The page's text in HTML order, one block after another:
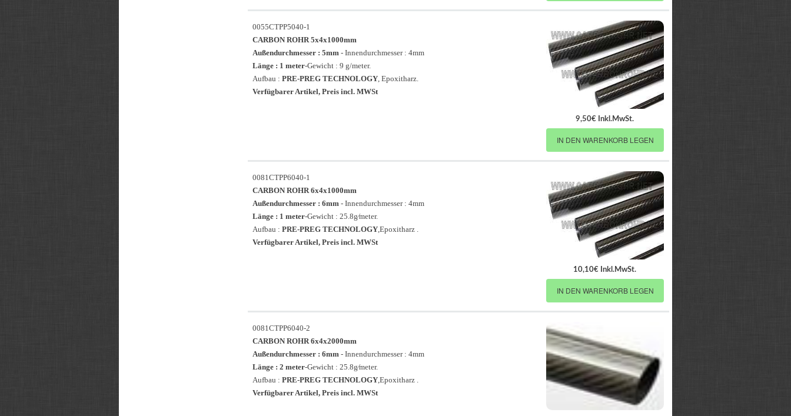
0055CTPP5040-1
CARBON ROHR 5x4x1000mm
Außendurchmesser : 5mm - Innendurchmesser : 4mm
Länge : 1 meter-Gewicht : 9 g/meter.
Aufbau : PRE-PREG TECHNOLOGY, Epoxitharz.
Verfügbarer Artikel, Preis incl. MWSt
9,50€ Inkl.MwSt.
IN DEN WARENKORB LEGEN
0081CTPP6040-1
CARBON ROHR 6x4x1000mm
Außendurchmesser : 6mm - Innendurchmesser : 4mm
Länge : 1 meter-Gewicht : 25.8g⁄meter.
Aufbau : PRE-PREG TECHNOLOGY,Epoxitharz .
Verfügbarer Artikel, Preis incl. MWSt
10,10€ Inkl.MwSt.
IN DEN WARENKORB LEGEN
0081CTPP6040-2
CARBON ROHR 6x4x2000mm
Außendurchmesser : 6mm - Innendurchmesser : 4mm
Länge : 2 meter-Gewicht : 25.8g⁄meter.
Aufbau : PRE-PREG TECHNOLOGY,Epoxitharz .
Verfügbarer Artikel, Preis incl. MWSt